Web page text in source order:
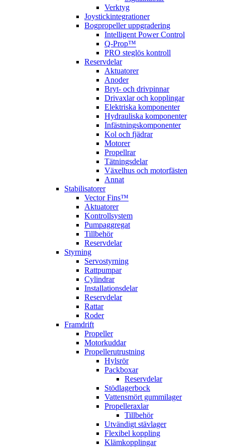
Verktyg
Joystickintegrationer
Bogpropeller uppgradering
Intelligent Power Control
Q-Prop™
PRO steglös kontroll
Reservdelar
Aktuatorer
Anoder
Bryt- och drivpinnar
Drivaxlar och kopplingar
Elektriska komponenter
Hydrauliska komponenter
Infästningskomponenter
Kol och fjädrar
Motorer
Propellrar
Tätningsdelar
Växelhus och motorfästen
Annat
Stabilisatorer
Vector Fins™
Aktuatorer
Kontrollsystem
Pumpaggregat
Tillbehör
Reservdelar
Styrning
Servostyrning
Rattpumpar
Cylindrar
Installationsdelar
Reservdelar
Rattar
Roder
Framdrift
Propeller
Motorkuddar
Propellerutrustning
Hylsrör
Packboxar
Reservdelar
Stödlagerbock
Vattensmört gummilager
Propelleraxlar
Tillbehör
Utvändigt stävlager
Flexibel koppling
Klämkopplingar